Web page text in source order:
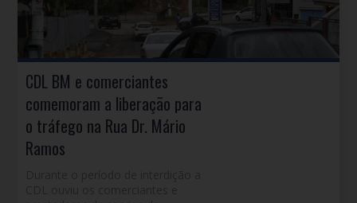
CDL BM e comerciantes
comemoram a liberação para
o tráfego na Rua Dr. Mário
Ramos